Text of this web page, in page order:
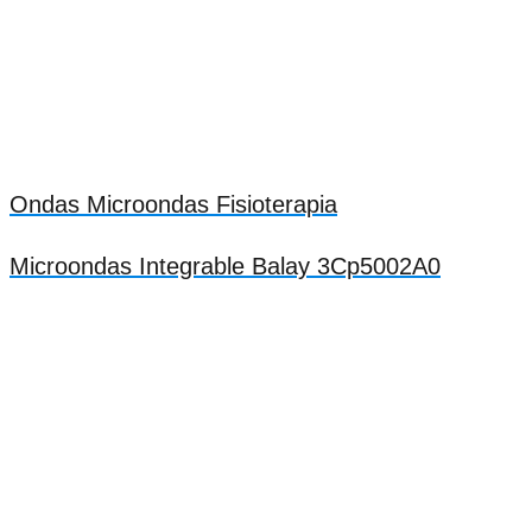
Ondas Microondas Fisioterapia
Microondas Integrable Balay 3Cp5002A0